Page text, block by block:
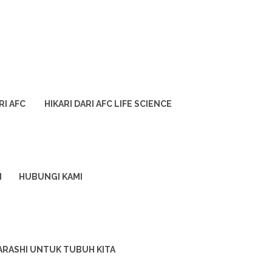
AFC HIKARI DARI AFC LIFE SCIENCE
HUBUNGI KAMI
UNTUK TUBUH KITA